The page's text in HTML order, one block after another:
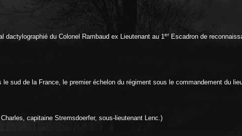
dactylographié du Colonel Rambaud ex Lieutenant au 1erEscadron de
sud de la France, le premier échelon du régiment sous le commandement du
capitaine Stremsdoerfer, sous-lieutenant Lenc.)